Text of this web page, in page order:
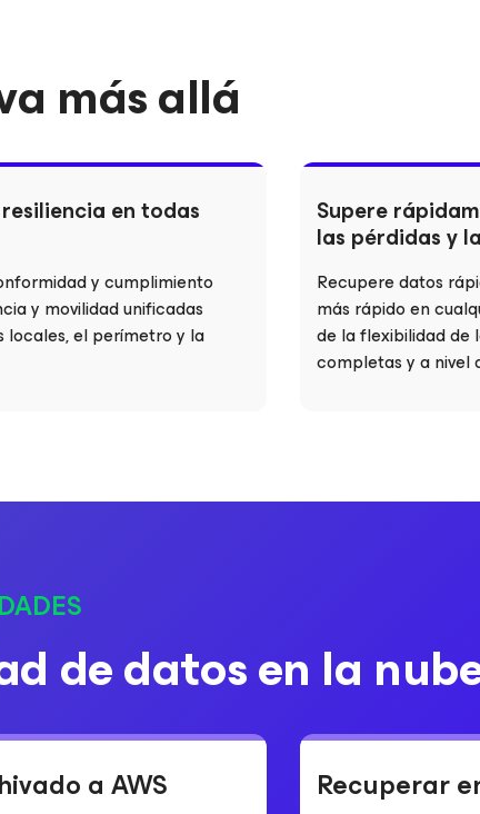
más allá
en todas
y cumplimiento
y movilidad unificadas
locales, el perímetro y la
Supere
las pérdidas y
Recupere datos
más rápido en
de la flexibilidad de
completas y a nivel
de datos en la
a AWS Recuperar